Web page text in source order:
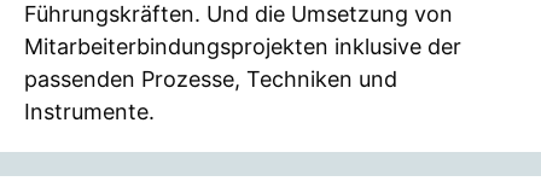
Führungskräften. Und die Umsetzung von
Mitarbeiterbindungsprojekten inklusive der
passenden Prozesse, Techniken und
Instrumente.